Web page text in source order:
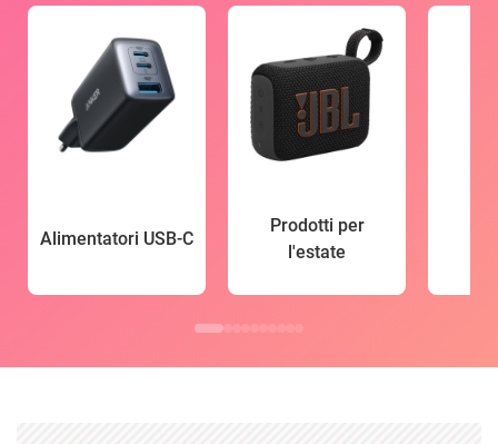
Alimentatori USB-C
Prodotti per
l'estate